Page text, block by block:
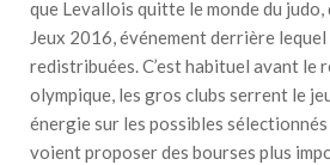
que Levallois quitte le monde du judo,
Jeux 2016, événement derrière
redistribuées. C’est habituel avant le
olympique, les gros clubs serrent le
énergie sur les possibles
voient proposer des bourses plus